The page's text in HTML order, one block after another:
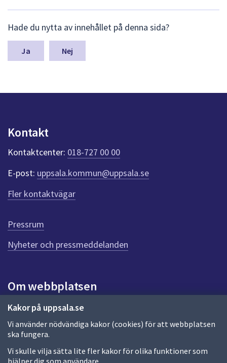
Kakor på uppsala.se
Vi använder nödvändiga kakor (cookies) för att webbplatsen
ska fungera.
Vi skulle vilja sätta lite fler kakor för olika funktioner som
hjälper dig som användare.
ä
m
a
n
k
t
e
r
f
ö
r
e
n
n
a
d
a
Hade du nytta av innehållet på denna sida?
Nej
Kontakt
Kontaktcenter: 018-727 00 00
E-post: uppsala.kommun@uppsala.se
Fler kontaktvägar
Pressrum
Nyheter och pressmeddelanden
Om webbplatsen
Om webbplatsen
Allmänna handlingar och diarium
Behandling av personuppgifter